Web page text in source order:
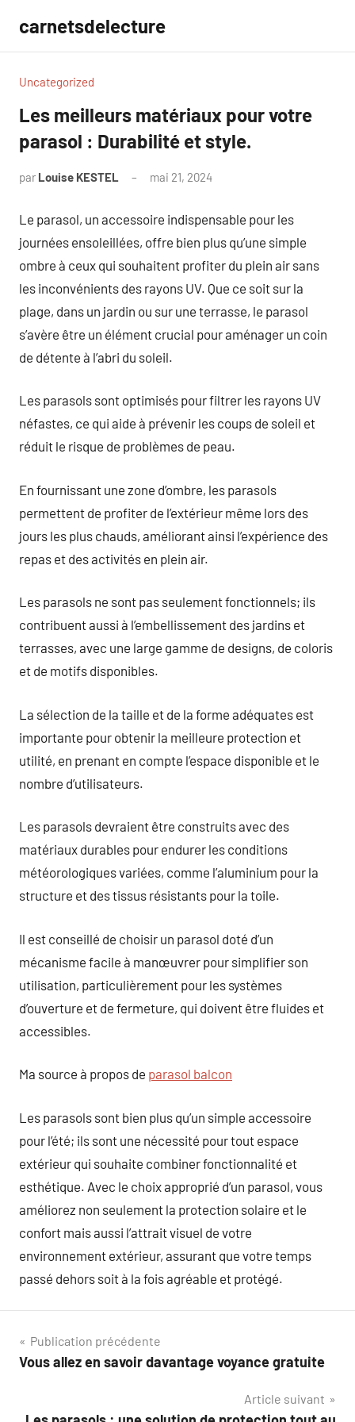
contenu
carnetsdelecture
Uncategorized
Les meilleurs matériaux pour votre
parasol : Durabilité et style.
par Louise KESTEL mai 21, 2024
Le parasol, un accessoire indispensable pour les
journées ensoleillées, offre bien plus qu’une simple
ombre à ceux qui souhaitent profiter du plein air sans
les inconvénients des rayons UV. Que ce soit sur la
plage, dans un jardin ou sur une terrasse, le parasol
s’avère être un élément crucial pour aménager un coin
de détente à l’abri du soleil.
Les parasols sont optimisés pour filtrer les rayons UV
néfastes, ce qui aide à prévenir les coups de soleil et
réduit le risque de problèmes de peau.
En fournissant une zone d’ombre, les parasols
permettent de profiter de l’extérieur même lors des
jours les plus chauds, améliorant ainsi l’expérience des
repas et des activités en plein air.
Les parasols ne sont pas seulement fonctionnels; ils
contribuent aussi à l’embellissement des jardins et
terrasses, avec une large gamme de designs, de coloris
et de motifs disponibles.
La sélection de la taille et de la forme adéquates est
importante pour obtenir la meilleure protection et
utilité, en prenant en compte l’espace disponible et le
nombre d’utilisateurs.
Les parasols devraient être construits avec des
matériaux durables pour endurer les conditions
météorologiques variées, comme l’aluminium pour la
structure et des tissus résistants pour la toile.
Il est conseillé de choisir un parasol doté d’un
mécanisme facile à manœuvrer pour simplifier son
utilisation, particulièrement pour les systèmes
d’ouverture et de fermeture, qui doivent être fluides et
accessibles.
Ma source à propos de parasol balcon
Les parasols sont bien plus qu’un simple accessoire
pour l’été; ils sont une nécessité pour tout espace
extérieur qui souhaite combiner fonctionnalité et
esthétique. Avec le choix approprié d’un parasol, vous
améliorez non seulement la protection solaire et le
confort mais aussi l’attrait visuel de votre
environnement extérieur, assurant que votre temps
passé dehors soit à la fois agréable et protégé.
Navigation
de
Publication précédente
Vous allez en savoir davantage voyance gratuite
Article suivant